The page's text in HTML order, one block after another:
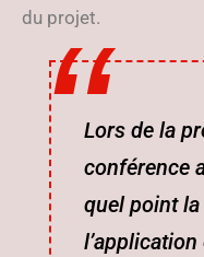
du projet.
Lors de la
conférence
quel point